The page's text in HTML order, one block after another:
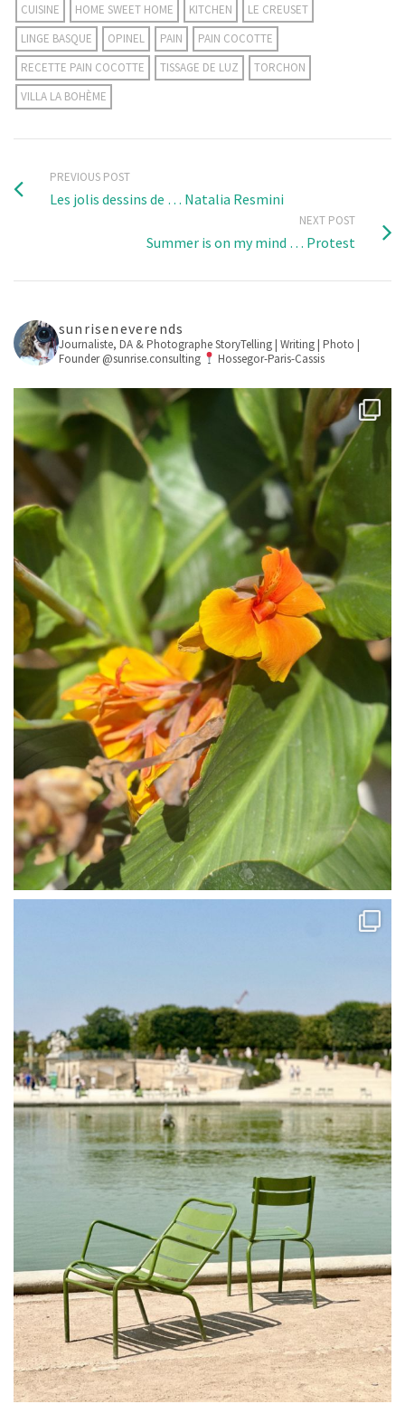
CUISINE
HOME SWEET HOME KITCHEN
LE CREUSET
LINGE BASQUE
OPINEL PAIN
PAIN COCOTTE
RECETTE PAIN COCOTTE
TISSAGE DE LUZ
TORCHON
VILLA LA BOHÈME
PREVIOUS POST
Les jolis dessins de … Natalia Resmini
NEXT POST
Summer is on my mind … Protest
sunriseneverends
Journaliste, DA & PhotographeStoryTelling | Writing | Photo |
Founder @sunrise.consulting
Hossegor-Paris-Cassis